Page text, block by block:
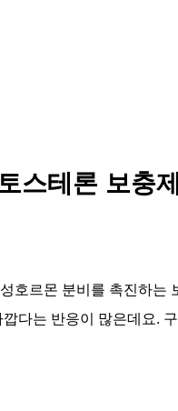
스테론 보충
호르몬 분비를 촉진하는
다는 반응이 많은데요.